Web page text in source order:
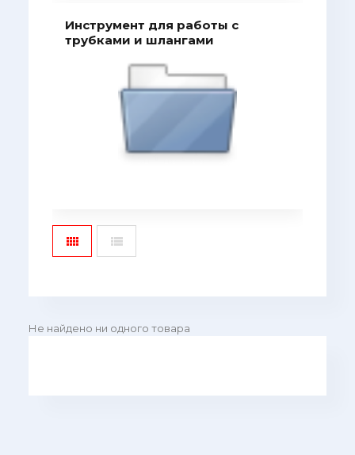
Инструмент для работы с
трубками и шлангами
Не найдено ни одного товара